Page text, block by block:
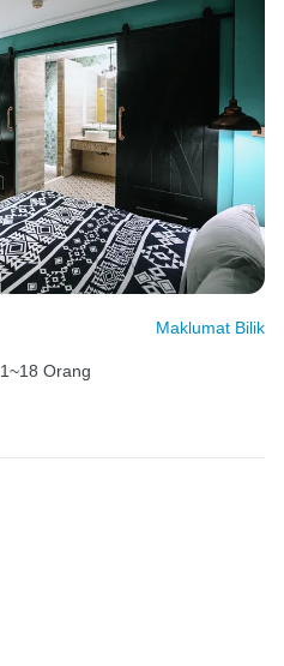
Maklumat Bilik
1~18 Orang